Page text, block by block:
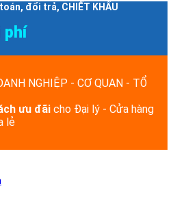
đổi trả, CHIẾT KHẤU
phí
NGHIỆP - CƠ QUAN - TỔ
ưu đãi cho Đại lý - Cửa hàng
lẻ